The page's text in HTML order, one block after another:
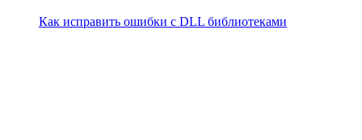
Как исправить ошибки с DLL библиотеками